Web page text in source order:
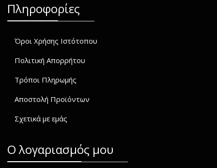
Πληροφορίες
Όροι Χρήσης Ιστότοπου
Πολιτική Απορρήτου
Τρόποι Πληρωμής
Αποστολή Προϊόντων
Σχετικά με εμάς
O λογαριασμός μου